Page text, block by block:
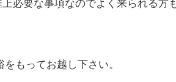
必要な事項なのでよく来られる方
もってお越し下さい。